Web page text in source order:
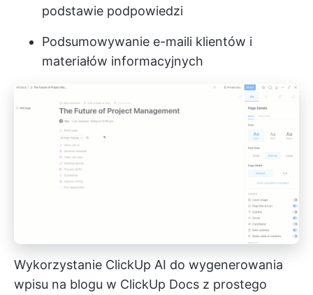
podstawie podpowiedzi
Podsumowywanie e-maili klientów i
materiałów informacyjnych
Wykorzystanie ClickUp AI do wygenerowania
wpisu na blogu w ClickUp Docs z prostego